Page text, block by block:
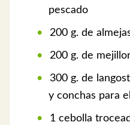
pescado
200 g. de
200 g. de
300 g. de
y conchas para
1 cebolla